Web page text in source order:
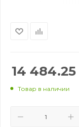
14 484.25
Товар в наличии